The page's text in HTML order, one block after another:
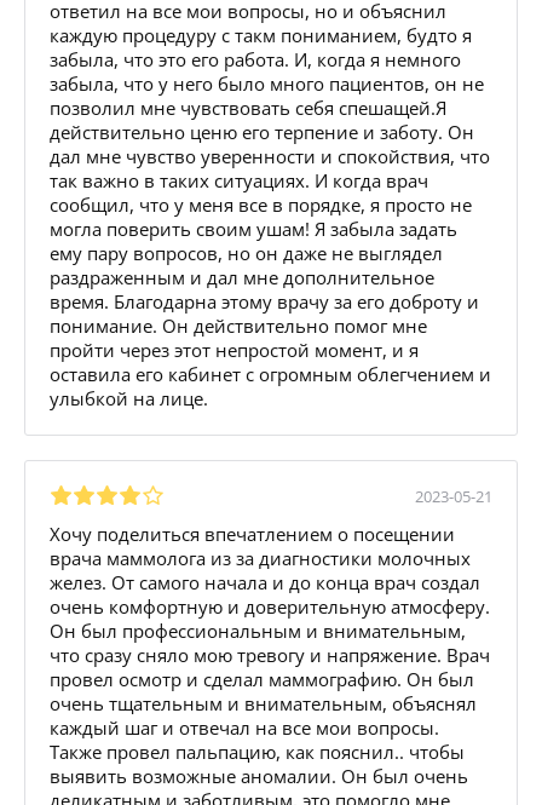
ответил на все мои вопросы, но и объяснил
каждую процедуру с такм пониманием, будто я
забыла, что это его работа. И, когда я немного
забыла, что у него было много пациентов, он не
позволил мне чувствовать себя спешащей.Я
действительно ценю его терпение и заботу. Он
дал мне чувство уверенности и спокойствия, что
так важно в таких ситуациях. И когда врач
сообщил, что у меня все в порядке, я просто не
могла поверить своим ушам! Я забыла задать
ему пару вопросов, но он даже не выглядел
раздраженным и дал мне дополнительное
время. Благодарна этому врачу за его доброту и
понимание. Он действительно помог мне
пройти через этот непростой момент, и я
оставила его кабинет с огромным облегчением и
улыбкой на лице.
2023-05-21
Хочу поделиться впечатлением о посещении
врача маммолога из за диагностики молочных
желез. От самого начала и до конца врач создал
очень комфортную и доверительную атмосферу.
Он был профессиональным и внимательным,
что сразу сняло мою тревогу и напряжение. Врач
провел осмотр и сделал маммографию. Он был
очень тщательным и внимательным, объяснял
каждый шаг и отвечал на все мои вопросы.
Также провел пальпацию, как пояснил.. чтобы
выявить возможные аномалии. Он был очень
деликатным и заботливым, это помогло мне